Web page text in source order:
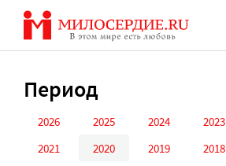
Перейти
содержанию
Период
2026 2025 2024 2023
2021
2020 2019 2018